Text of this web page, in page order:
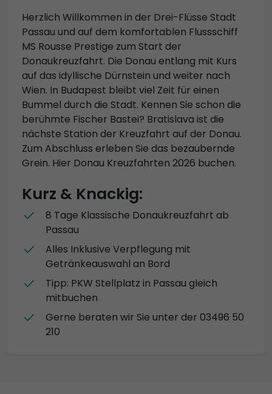
Herzlich Willkommen in der Drei-Flüsse Stadt
Passau und auf dem komfortablen Flussschiff
MS Rousse Prestige zum Start der
Donaukreuzfahrt. Die Donau entlang mit Kurs
auf das idyllische Dürnstein und weiter nach
Wien. In Budapest bleibt viel Zeit für einen
Bummel durch die Stadt. Kennen Sie schon die
berühmte Fischer Bastei? Bratislava ist die
nächste Station der Kreuzfahrt auf der Donau.
Zum Abschluss erleben Sie das bezaubernde
Grein. Hier Donau Kreuzfahrten 2026 buchen.
Kurz & Knackig:
8 Tage Klassische Donaukreuzfahrt ab
Passau
Alles Inklusive Verpflegung mit
Getränkeauswahl an Bord
Tipp: PKW Stellplatz in Passau gleich
mitbuchen
Gerne beraten wir Sie unter der 03496 50
210